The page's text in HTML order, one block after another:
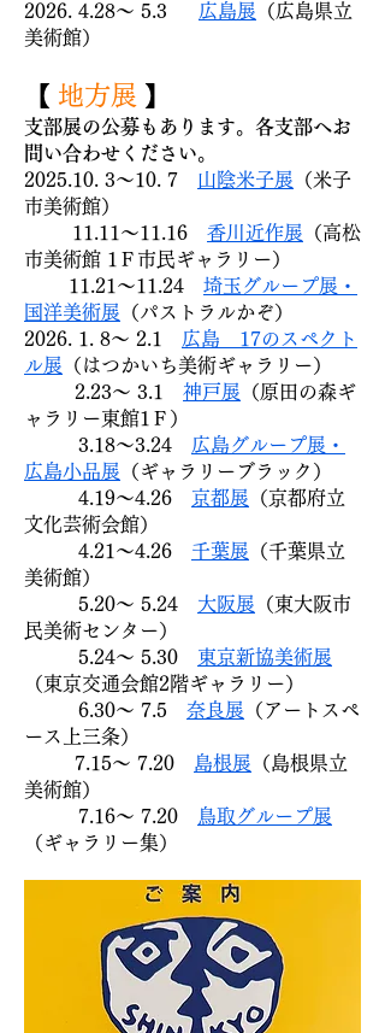
2026. 4.28～ 5.3 広島展 （広島県立
美術館）
【 地方展 】
支部展の公募もあります。各支部へお
問い合わせください。
2025.10. 3～10. 7 山陰米子展 （米子
市美術館）
11.11～11.16 香川近作展 （高松
市美術館 1Ｆ市民ギャラリー）
11.21～11.24 埼玉グループ展・
国洋美術展 （パストラルかぞ）
2026. 1. 8～ 2.1
広島 17のスペクト
ル展 （はつかいち美術ギャラリー）
2.23～ 3.1 神戸展 （原田の森ギ
ャラリー東館1Ｆ）
3.18～3.24
広島グループ展・
広島小品展 （ギャラリーブラック）​
4.19～4.26 京都展 （京都府立
文化芸術会館）
4.21～4.26 千葉展 （千葉県立
美術館）
5.20～ 5.24 大阪展 （東大阪市
民美術センター）
5.24～ 5.30 東京新協美術展
（東京交通会館2階ギャラリー）
6.30～ 7.5 奈良展 （アートスペ
ース上三条）
7.15～ 7.20 島根展 （島根県立
美術館）
7.16～ 7.20
鳥取グループ展
（ギャラリー集）